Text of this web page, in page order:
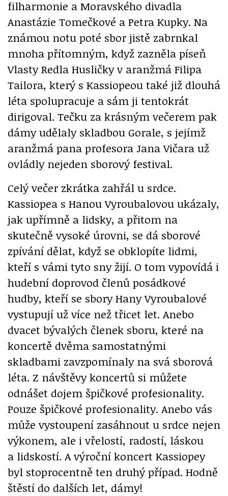
filharmonie a Moravského divadla
Anastázie Tomečkové a Petra Kupky. Na
známou notu poté sbor jistě zabrnkal
mnoha přítomným, když zazněla píseň
Vlasty Redla Husličky v aranžmá Filipa
Tailora, který s Kassiopeou také již dlouhá
léta spolupracuje a sám ji tentokrát
dirigoval. Tečku za krásným večerem pak
dámy udělaly skladbou Gorale, s jejímž
aranžmá pana profesora Jana Vičara už
ovládly nejeden sborový festival.
Celý večer zkrátka zahřál u srdce.
Kassiopea s Hanou Vyroubalovou ukázaly,
jak upřímně a lidsky, a přitom na
skutečně vysoké úrovni, se dá sborové
zpívání dělat, když se obklopíte lidmi,
kteří s vámi tyto sny žijí. O tom vypovídá i
hudební doprovod členů posádkové
hudby, kteří se sbory Hany Vyroubalové
vystupují už více než třicet let. Anebo
dvacet bývalých členek sboru, které na
koncertě dvěma samostatnými
skladbami zavzpomínaly na svá sborová
léta. Z návštěvy koncertů si můžete
odnášet dojem špičkové profesionality.
Pouze špičkové profesionality. Anebo vás
může vystoupení zasáhnout u srdce nejen
výkonem, ale i vřelostí, radostí, láskou
a lidskostí. A výroční koncert Kassiopey
byl stoprocentně ten druhý případ. Hodně
štěstí do dalších let, dámy!